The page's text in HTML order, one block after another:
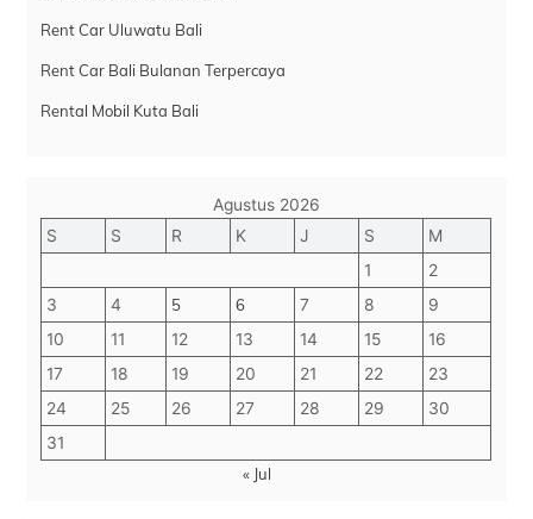
Rent Car Uluwatu Bali
Rent Car Bali Bulanan Terpercaya
Rental Mobil Kuta Bali
Agustus 2026
S
S R K J S
M
1
2
3
4 5 6 7 8
9
10
11 12 13 14 15
16
17
18 19 20 21 22
23
24
25 26 27 28 29
30
31
« Jul